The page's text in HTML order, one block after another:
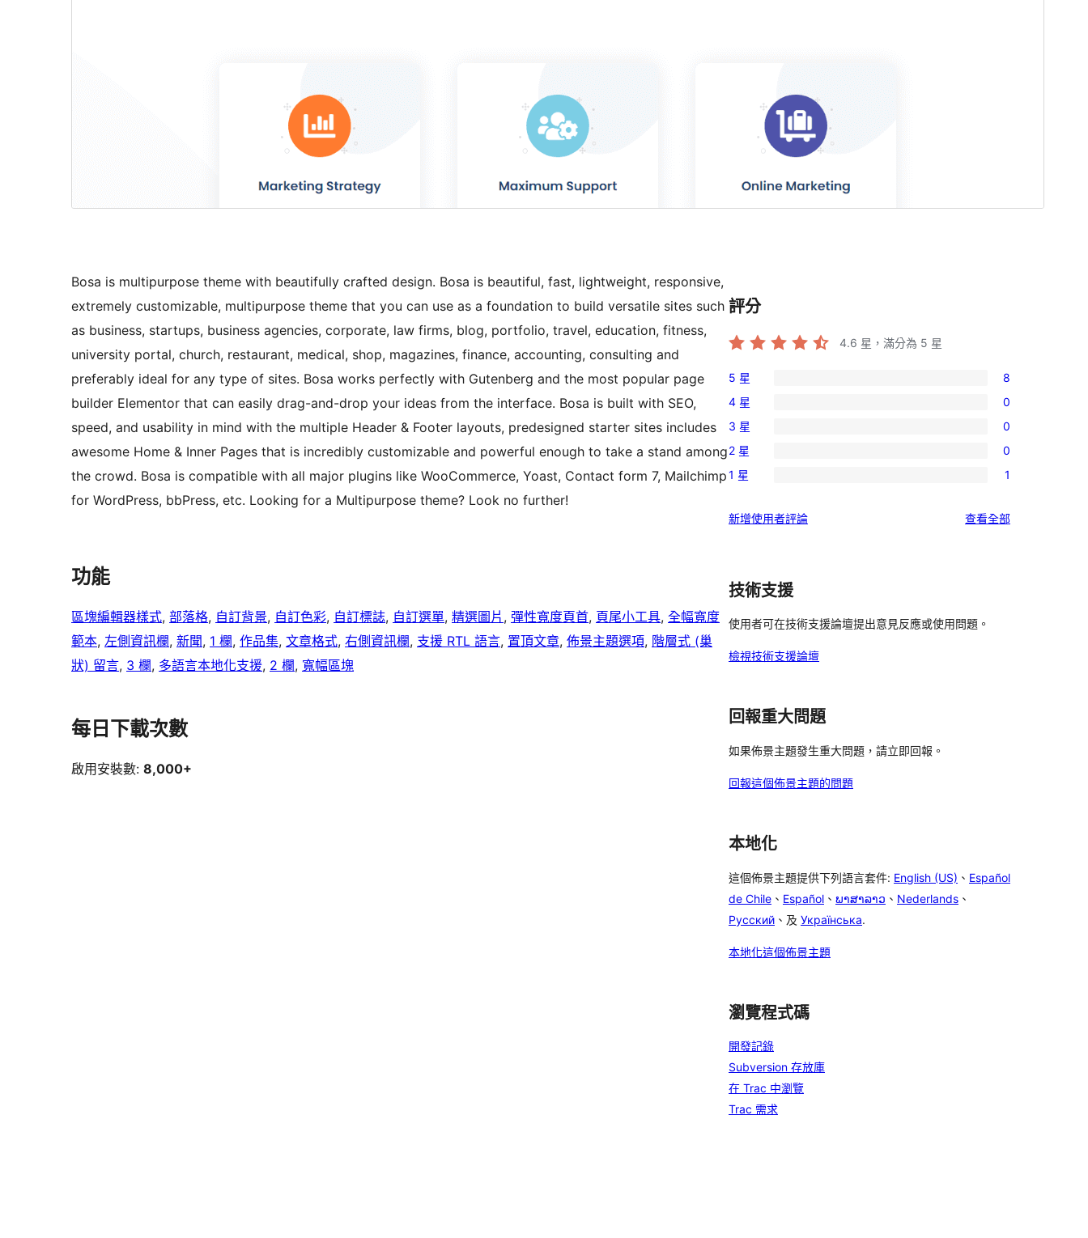
Bosa is multipurpose theme with beautifully crafted design. Bosa is beautiful, fast, lightweight, responsive,
extremely customizable, multipurpose theme that you can use as a foundation to build versatile sites such
as business, startups, business agencies, corporate, law firms, blog, portfolio, travel, education, fitness,
university portal, church, restaurant, medical, shop, magazines, finance, accounting, consulting and
preferably ideal for any type of sites. Bosa works perfectly with Gutenberg and the most popular page
builder Elementor that can easily drag-and-drop your ideas from the interface. Bosa is built with SEO,
speed, and usability in mind with the multiple Header & Footer layouts, predesigned starter sites includes
awesome Home & Inner Pages that is incredibly customizable and powerful enough to take a stand among
the crowd. Bosa is compatible with all major plugins like WooCommerce, Yoast, Contact form 7, Mailchimp
for WordPress, bbPress, etc. Looking for a Multipurpose theme? Look no further!
功能
區塊編輯器樣式, 部落格, 自訂背景, 自訂色彩, 自訂標誌, 自訂選單, 精選圖片 , 彈性寬度頁首, 頁尾小工具, 全幅寬度
範本, 左側資訊欄, 新聞, 1 欄, 作品集, 文章格式, 右側資訊欄, 支援 RTL 語言, 置頂文章, 佈景主題選項, 階層式 (巢
狀) 留言, 3 欄, 多語言本地化支援, 2 欄, 寬幅區塊
每日下載次數
啟用安裝數: 8,000+
評分
4.6 星，滿分為 5 星
8
個
5
星
使
者
5 星 8
0
個
4
星
用
論
4 星 0
0
個
3
使
評
3 星 0
0
個
星
者
論
2 星 0
1
1
用
評
論
1 星 1
新增使用者評論 查看全部使
技術支援
使用者可在技術支援論壇提出意見反應或使用問題。
檢視技術支援論壇
回報重大問題
如果佈景主題發生重大問題，請立即回報。
回報這個佈景主題的問題
本地化
這個佈景主題提供下列語言套件: English (US) 、 Español
de Chile 、 Español 、 ພາສາລາວ 、 Nederlands 、
Русский 、及 Українська.
本地化這個佈景主題
瀏覽程式碼
開發記錄
Subversion 存放庫
在 Trac 中瀏覽
Trac 需求